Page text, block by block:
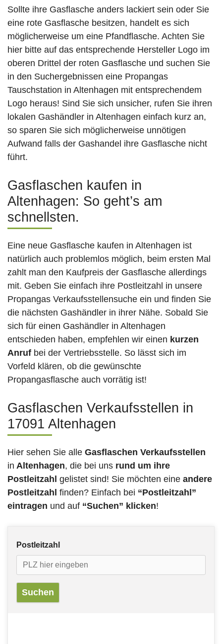
Sollte ihre Gasflasche anders lackiert sein oder Sie
eine rote Gasflasche besitzen, handelt es sich
möglicherweise um eine Pfandflasche. Achten Sie
hier bitte auf das entsprechende Hersteller Logo im
oberen Drittel der roten Gasflasche und suchen Sie
in den Suchergebnissen eine Propangas
Tauschstation in Altenhagen mit entsprechendem
Logo heraus! Sind Sie sich unsicher, rufen Sie ihren
lokalen Gashändler in Altenhagen einfach kurz an,
so sparen Sie sich möglicherweise unnötigen
Aufwand falls der Gashandel ihre Gasflasche nicht
führt.
Gasflaschen kaufen in
Altenhagen: So geht’s am
schnellsten.
Eine neue Gasflasche kaufen in Altenhagen ist
natürlich auch problemlos möglich, beim ersten Mal
zahlt man den Kaufpreis der Gasflasche allerdings
mit. Geben Sie einfach ihre Postleitzahl in unsere
Propangas Verkaufsstellensuche ein und finden Sie
die nächsten Gashändler in ihrer Nähe. Sobald Sie
sich für einen Gashändler in Altenhagen
entschieden haben, empfehlen wir einen kurzen
Anruf bei der Vertriebsstelle. So lässt sich im
Vorfeld klären, ob die gewünschte
Propangasflasche auch vorrätig ist!
Gasflaschen Verkaufsstellen in
17091 Altenhagen
Hier sehen Sie alle Gasflaschen Verkaufsstellen
in Altenhagen, die bei uns rund um ihre
Postleitzahl gelistet sind! Sie möchten eine andere
Postleitzahl finden? Einfach bei “Postleitzahl”
eintragen und auf “Suchen” klicken!
Postleitzahl